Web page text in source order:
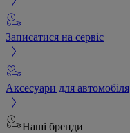
Записатися на сервіс
Аксесуари для автомобіля
Наші бренди